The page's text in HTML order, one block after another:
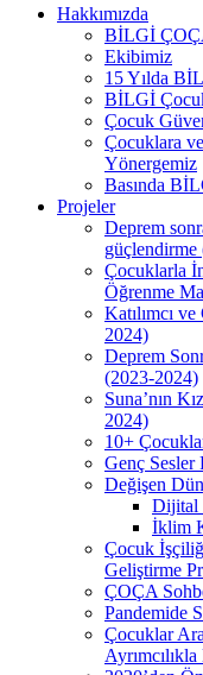
Close
Hakkımızda
BİLGİ
Ekibimiz
15 Yılda
BİLGİ
Çocuk
Çocuklara
Yönergemiz
Basında
Projeler
Deprem
Çocuklarla
Öğrenme
Katılımcı
2024)
Deprem
(2023-2024)
Suna’nın
2024)
10+
Genç Sesler
Değişen
Dijital
İklim
Çocuk
Geliştirme
ÇOÇA
Pandemide
Çocuklar